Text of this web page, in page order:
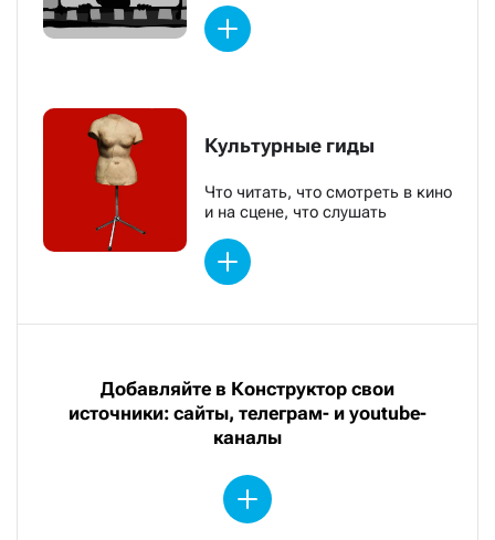
Культурные гиды
Что читать, что смотреть в кино
и на сцене, что слушать
Добавляйте в Конструктор свои
источники: сайты, телеграм- и youtube-
каналы